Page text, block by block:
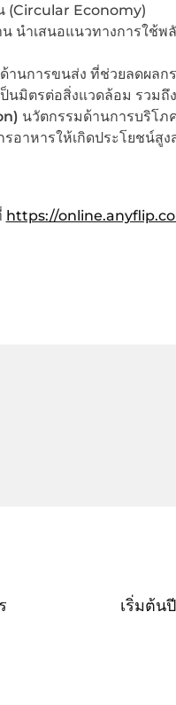
(Circular Economy)
นำเสนอแนวทางการใช้พ
านการขนส่ง ที่ช่วยลดผล
นมิตรต่อสิ่งแวดล้อม รวมถึ
นวัตกรรมด้านการบริโภ
อาหารให้เกิดประโยชน์สูง
https://
เริ่มต้น